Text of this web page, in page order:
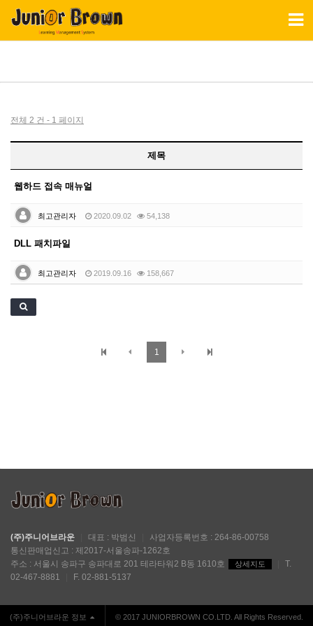
전체 2 건 - 1 페이지
제목
웹하드 접속 매뉴얼
최고관리자 2020.09.02 54,138
DLL 패치파일
최고관리자 2019.09.16 158,667
1
(주)주니어브라운 대표 : 박범신
사업자등록번호 : 264-86-00758
통신판매업신고 : 제2017-서울송파-1262호
주소 : 서울시 송파구 송파대로 201 테라타워2 B동 1610호
상세지도
T.
02-467-8881
F. 02-881-5137
(주)주니어브라운 정보 © 2017 JUNIORBROWN CO.LTD. All Rights Reserved.